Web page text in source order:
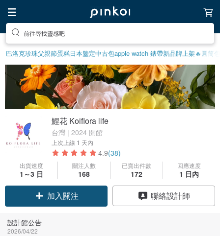
送自己一個特別的禮物
巴洛克珍珠父親節蛋糕日本鑒定中古包apple watch 錶帶新品牌上架🔥圓筒包
鯉花 Koiflora life
台灣 | 2024 開館
上次上線 1 天內
4.9(38)
出貨速度
1～3 日
關注人數
168
已賣出件數
172
回應速度
1 日內
加入關注 聯絡設計師
設計館公告
2026/04/22